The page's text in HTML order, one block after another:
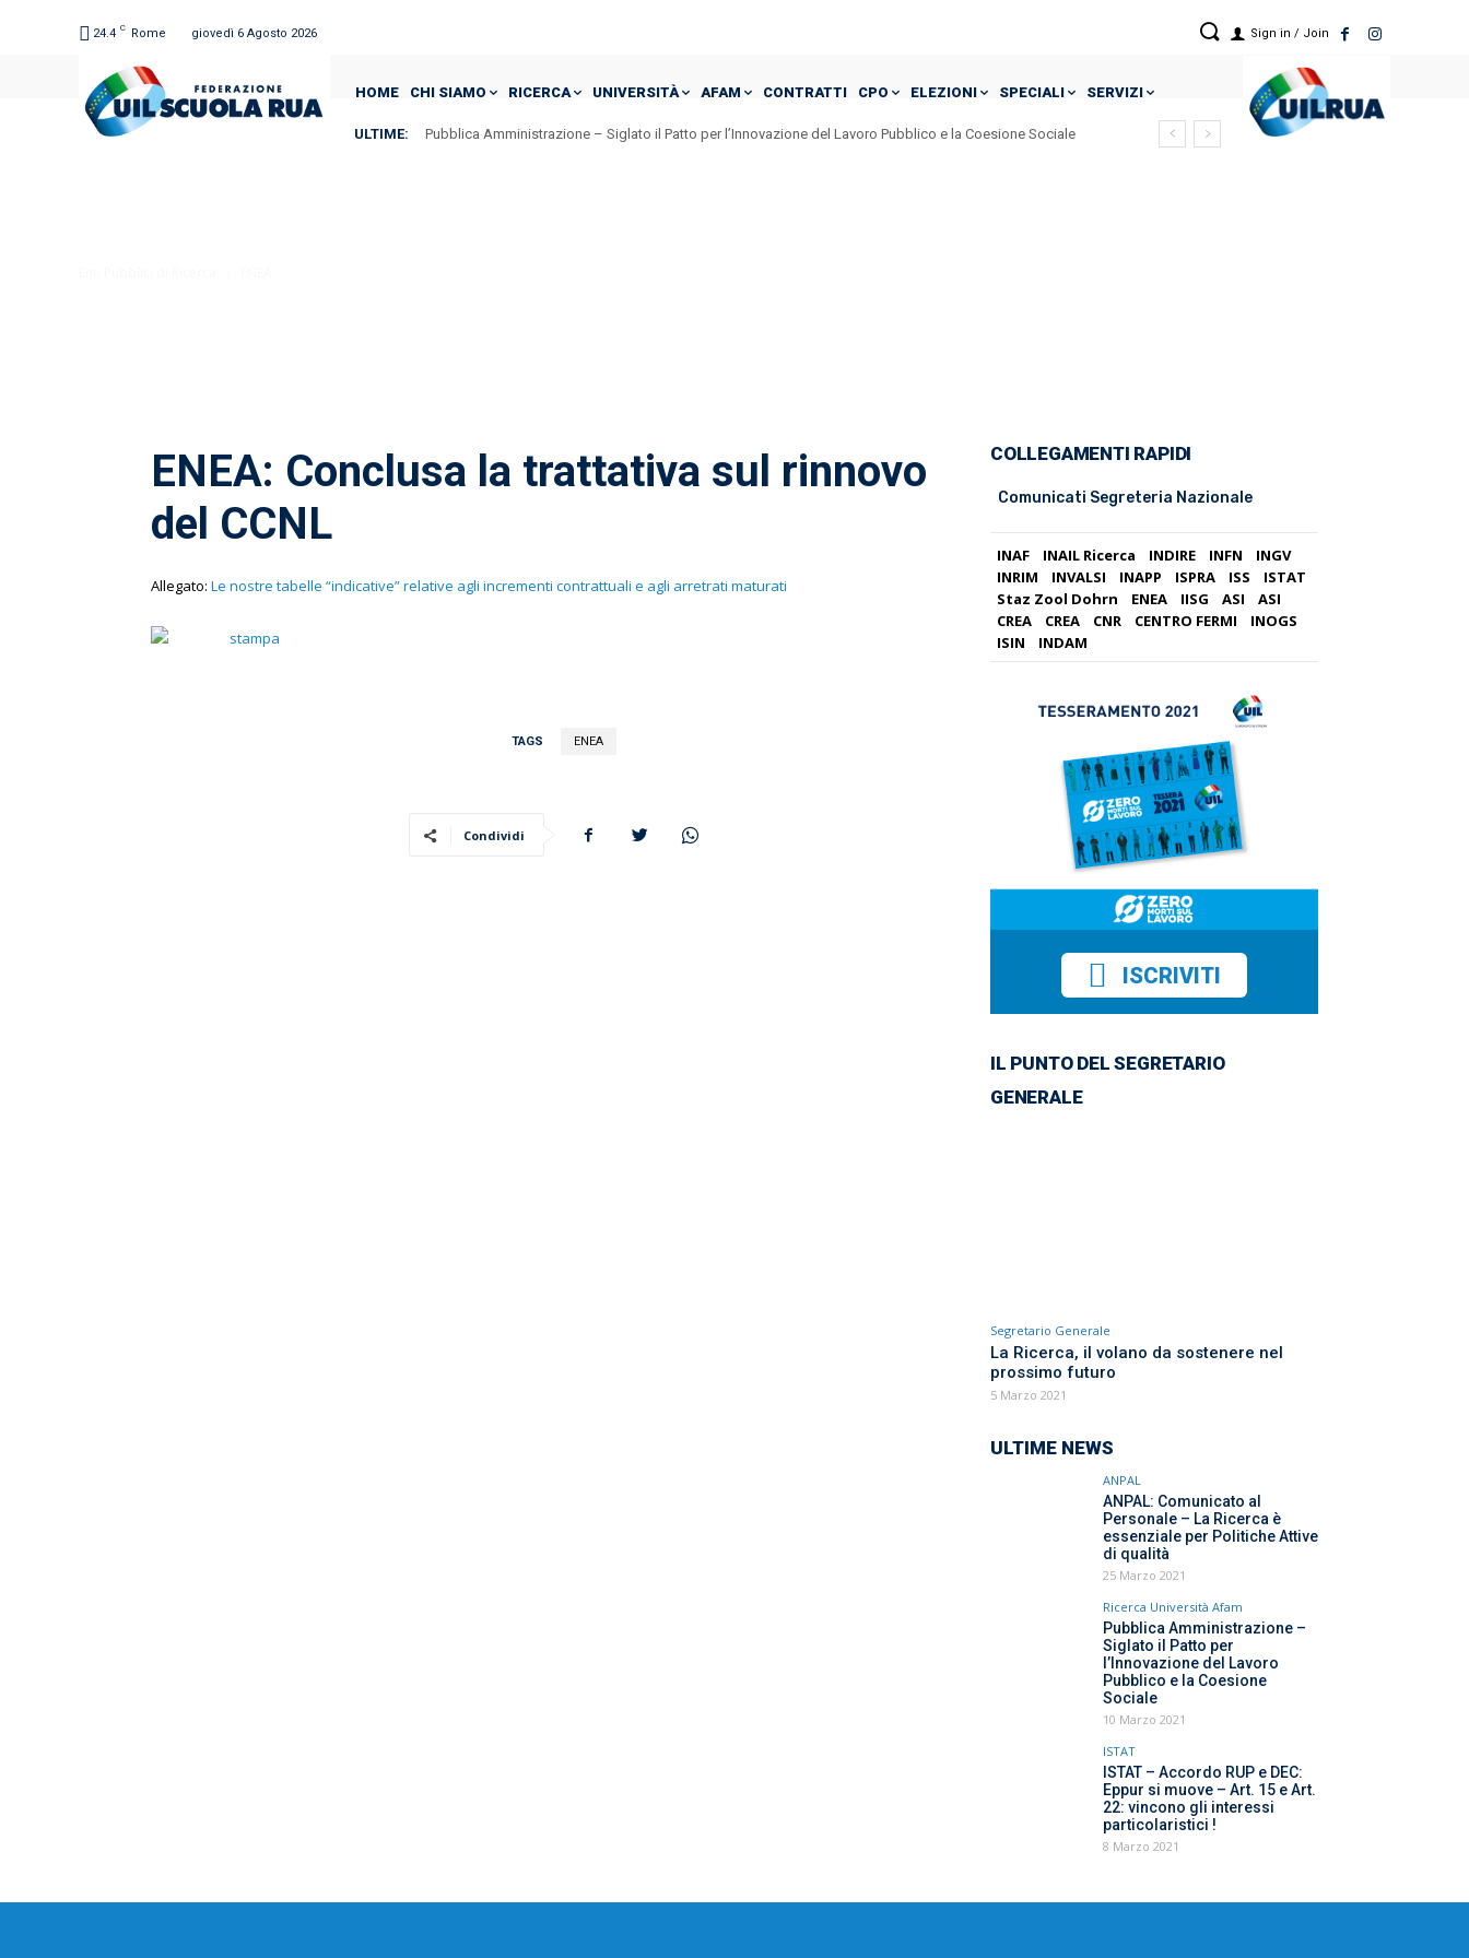
24.4 C Rome giovedì 6 Agosto 2026 Sign in / Join
HOME CHI SIAMO RICERCA UNIVERSITÀ AFAM CONTRATTI CPO ELEZIONI SPECIALI SERVIZI
ULTIME: Pubblica Amministrazione – Siglato il Patto per l’Innovazione del Lavoro Pubblico e la Coesione Sociale
ENEA: Conclusa la trattativa sul rinnovo
del CCNL
Allegato: Le nostre tabelle “indicative” relative agli incrementi contrattuali e agli arretrati maturati
TAGS ENEA
Condividi
COLLEGAMENTI RAPIDI
Comunicati Segreteria Nazionale
INAF INAIL Ricerca INDIRE INFN
INGV
INRIM
INVALSI INAPP ISPRA ISS
ISTAT
Staz Zool Dohrn
ENEA IISG ASI
ASI
CREA
CREA CNR CENTRO FERMI
INOGS
ISIN
INDAM
ISCRIVITI
IL PUNTO DEL SEGRETARIO
GENERALE
Segretario Generale
La Ricerca, il volano da sostenere nel
prossimo futuro
5 Marzo 2021
ULTIME NEWS
ANPAL
ANPAL: Comunicato al
Personale – La Ricerca è
essenziale per Politiche Attive
di qualità
25 Marzo 2021
Ricerca Università Afam
Pubblica Amministrazione –
Siglato il Patto per
l’Innovazione del Lavoro
Pubblico e la Coesione
Sociale
10 Marzo 2021
ISTAT
ISTAT – Accordo RUP e DEC:
Eppur si muove – Art. 15 e Art.
22: vincono gli interessi
particolaristici !
8 Marzo 2021